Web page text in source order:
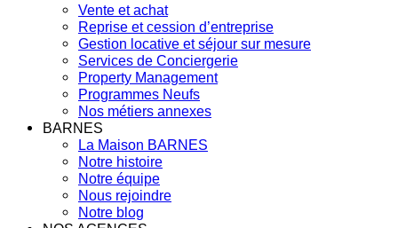
Vente et achat
Reprise et cession d’entreprise
Gestion locative et séjour sur mesure
Services de Conciergerie
Property Management
Programmes Neufs
Nos métiers annexes
BARNES
La Maison BARNES
Notre histoire
Notre équipe
Nous rejoindre
Notre blog